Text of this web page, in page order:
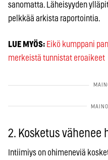
sanomatta. Läheisyyden
pelkkää arkista raportointia.
LUE MYÖS: Eikö kumppani
merkeistä tunnistat eroaikeet
2. Kosketus vähenee
Intiimiys on ohimeneviä